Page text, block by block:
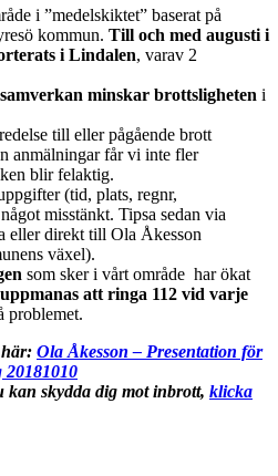
i ”medelskiktet” baserat på
kommun. Till och med augusti i
i Lindalen, varav 2
minskar brottsligheten i
till eller pågående brott
anmälningar får vi inte fler
blir felaktig.
(tid, plats, regnr,
misstänkt. Tipsa sedan via
eller direkt till Ola Åkesson
växel).
som sker i vårt område har ökat
att ringa 112 vid varje
problemet.
här: Ola Åkesson – Presentation för
20181010
skydda dig mot inbrott, klicka